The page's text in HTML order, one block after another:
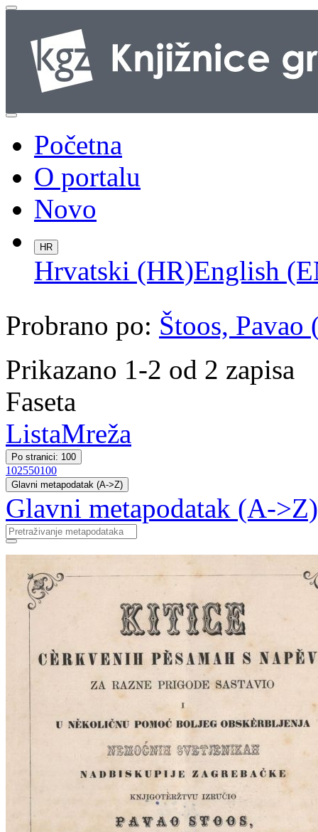
Početna
O portalu
Novo
HR
Hrvatski (HR)English
Probrano po: Štoos,
Prikazano 1-2 od 2 zapisa
Faseta
ListaMreža
Po stranici: 100
102550100
Glavni metapodatak (A->Z)
Glavni metapodatak (A->Z)